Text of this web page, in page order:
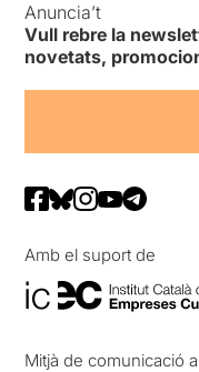
Anuncia’t
Vull rebre la
novetats,
Amb el suport de
Mitjà de comunicació